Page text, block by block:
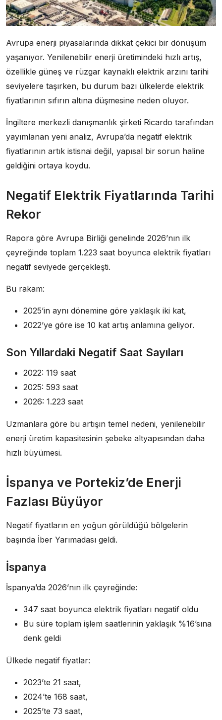
Avrupa enerji piyasalarında dikkat çekici bir dönüşüm
yaşanıyor. Yenilenebilir enerji üretimindeki hızlı artış,
özellikle güneş ve rüzgar kaynaklı elektrik arzını tarihi
seviyelere taşırken, bu durum bazı ülkelerde elektrik
fiyatlarının sıfırın altına düşmesine neden oluyor.
İngiltere merkezli danışmanlık şirketi Ricardo tarafından
yayımlanan yeni analiz, Avrupa’da negatif elektrik
fiyatlarının artık istisnai değil, yapısal bir sorun haline
geldiğini ortaya koydu.
Negatif Elektrik Fiyatlarında Tarihi
Rekor
Rapora göre Avrupa Birliği genelinde 2026’nın ilk
çeyreğinde toplam 1.223 saat boyunca elektrik fiyatları
negatif seviyede gerçekleşti.
Bu rakam:
2025’in aynı dönemine göre yaklaşık iki kat,
2022’ye göre ise 10 kat artış anlamına geliyor.
Son Yıllardaki Negatif Saat Sayıları
2022: 119 saat
2025: 593 saat
2026: 1.223 saat
Uzmanlara göre bu artışın temel nedeni, yenilenebilir
enerji üretim kapasitesinin şebeke altyapısından daha
hızlı büyümesi.
İspanya ve Portekiz’de Enerji
Fazlası Büyüyor
Negatif fiyatların en yoğun görüldüğü bölgelerin
başında İber Yarımadası geldi.
İspanya
İspanya’da 2026’nın ilk çeyreğinde:
347 saat boyunca elektrik fiyatları negatif oldu
Bu süre toplam işlem saatlerinin yaklaşık %16’sına
denk geldi
Ülkede negatif fiyatlar:
2023’te 21 saat,
2024’te 168 saat,
2025’te 73 saat,